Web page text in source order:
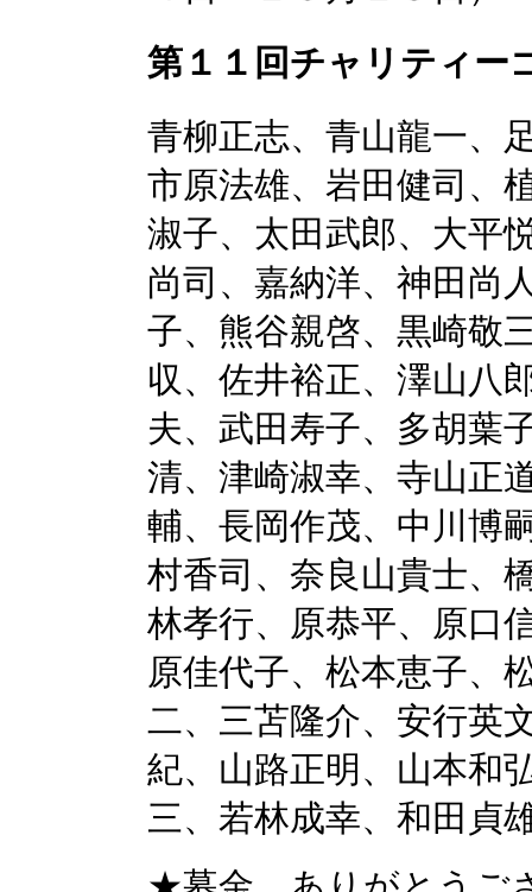
第１１回チャリティー
青柳正志、青山龍一、
市原法雄、岩田健司、
淑子、太田武郎、大平
尚司、嘉納洋、神田尚
子、熊谷親啓、黒崎敬
収、佐井裕正、澤山八
夫、武田寿子、多胡葉
清、津崎淑幸、寺山正
輔、長岡作茂、中川博
村香司、奈良山貴士、
林孝行、原恭平、原口
原佳代子、松本恵子、
二、三苫隆介、安行英
紀、山路正明、山本和
三、若林成幸、和田貞